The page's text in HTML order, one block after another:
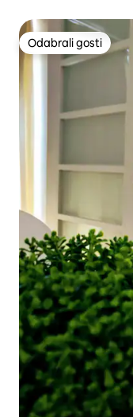
Odabrali gosti
Odabrali gosti